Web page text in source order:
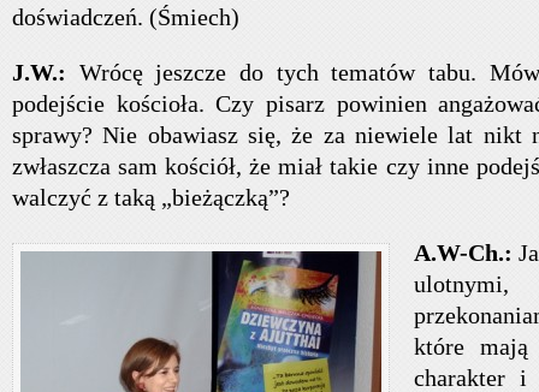
doświadczeń. (Śmiech)
J.W.: Wrócę jeszcze do tych tematów tabu.
podejście kościoła. Czy pisarz powinien
sprawy? Nie obawiasz się, że za niewiele lat nikt
zwłaszcza sam kościół, że miał takie czy inne
walczyć z taką „bieżączką”?
A.W-Ch.:
które mają
charakter i